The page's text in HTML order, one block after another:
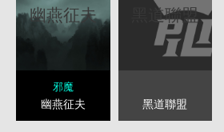
幽燕征夫
邪魔
幽燕征夫
黑道聯盟
黑道聯盟